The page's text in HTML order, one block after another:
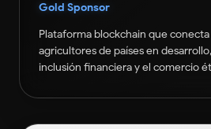
Gold Sponsor
Plataforma blockchain que
agricultores de países en
inclusión financiera y el comercio